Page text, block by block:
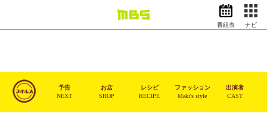
スポーツ
番組表 ナビ
予告
NEXT
お店
SHOP
レシピ
RECIPE
ファッション
Maki's style
出演者
CAST